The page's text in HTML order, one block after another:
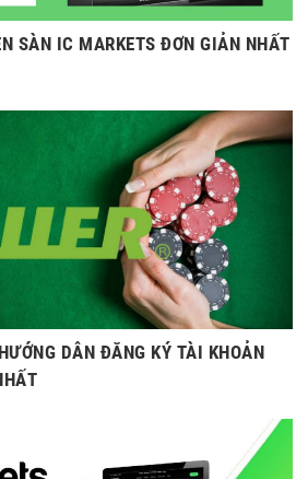
SÀN IC MARKETS ĐƠN GIẢN NHẤT
DẪN ĐĂNG KÝ TÀI KHOẢN